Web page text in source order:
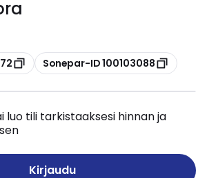
Kopioi
Sonepar-ID 100103088
luo tili tarkistaaksesi hinnan ja
Kirjaudu